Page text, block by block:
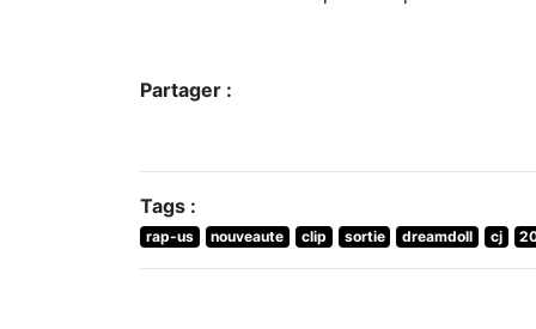
Partager :
Tags :
rap-us nouveaute clip sortie dreamdoll cj